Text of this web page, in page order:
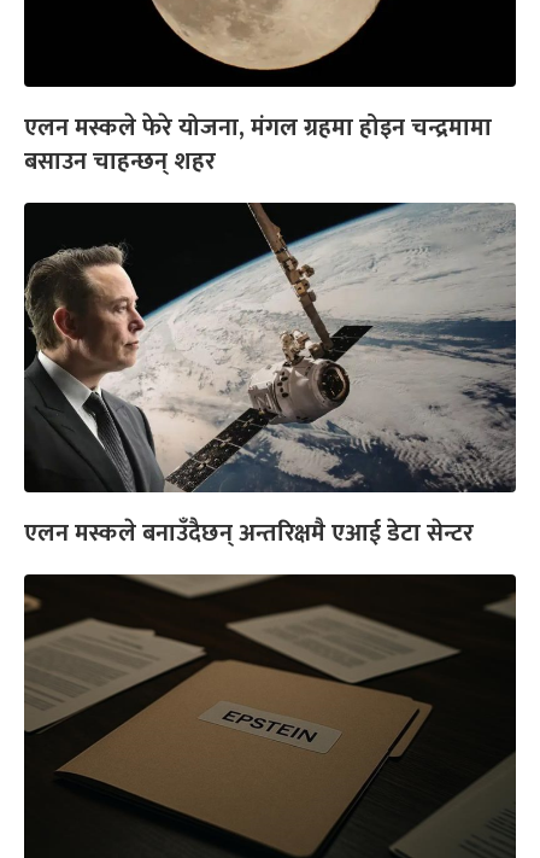
एलन मस्कले फेरे योजना, मंगल ग्रहमा होइन चन्द्रमामा
बसाउन चाहन्छन् शहर
एलन मस्कले बनाउँदैछन् अन्तरिक्षमै एआई डेटा सेन्टर